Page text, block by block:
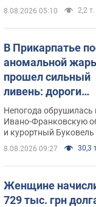
8.08.2026 05:10 2,2 т.
В Прикарпатье
аномальной
прошел сильный
ливень: дороги
превратились в
Видео
Непогода обрушилась
Ивано-Франковскую
и курортный Буковель
8.08.2026 09:27 30,3
Женщине
729 тыс. грн